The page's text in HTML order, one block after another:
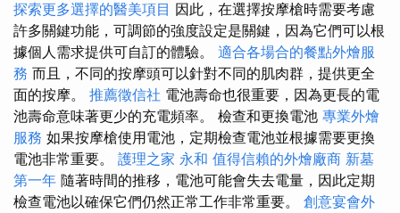
探索更多選擇的醫美項目 因此，在選擇按摩槍時需要考慮
許多關鍵功能，可調節的強度設定是關鍵，因為它們可以根
據個人需求提供可自訂的體驗。 適合各場合的餐點外燴服
務 而且，不同的按摩頭可以針對不同的肌肉群，提供更全
面的按摩。 推薦徵信社 電池壽命也很重要，因為更長的電
池壽命意味著更少的充電頻率。 檢查和更換電池 專業外燴
服務 如果按摩槍使用電池，定期檢查電池並根據需要更換
電池非常重要。 護理之家 永和 值得信賴的外燴廠商 新墓
第一年 隨著時間的推移，電池可能會失去電量，因此定期
檢查電池以確保它們仍然正常工作非常重要。 創意宴會外